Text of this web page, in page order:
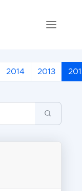
2014 2013